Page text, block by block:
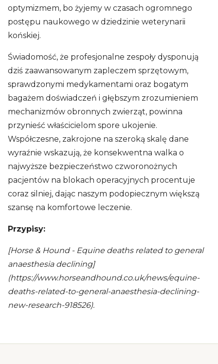
optymizmem, bo żyjemy w czasach ogromnego
postępu naukowego w dziedzinie weterynarii
końskiej.
Świadomość, że profesjonalne zespoły dysponują
dziś zaawansowanym zapleczem sprzętowym,
sprawdzonymi medykamentami oraz bogatym
bagażem doświadczeń i głębszym zrozumieniem
mechanizmów obronnych zwierząt, powinna
przynieść właścicielom spore ukojenie.
Współczesne, zakrojone na szeroką skalę dane
wyraźnie wskazują, że konsekwentna walka o
najwyższe bezpieczeństwo czworonożnych
pacjentów na blokach operacyjnych procentuje
coraz silniej, dając naszym podopiecznym większą
szansę na komfortowe leczenie.
Przypisy:
[Horse & Hound - Equine deaths related to general
anaesthesia declining]
(https://www.horseandhound.co.uk/news/equine-
deaths-related-to-general-anaesthesia-declining-
new-research-918526).